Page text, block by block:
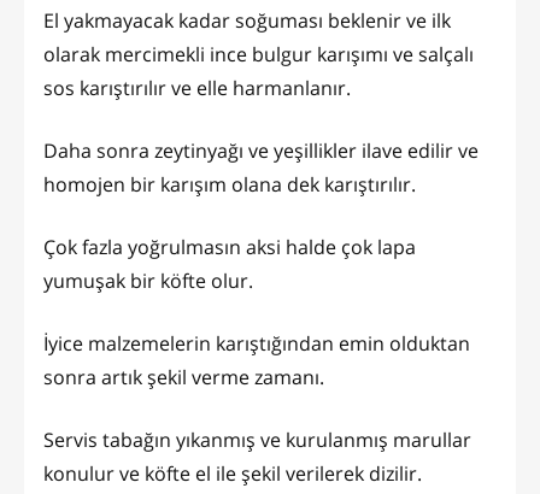
El yakmayacak kadar soğuması beklenir ve ilk
olarak mercimekli ince bulgur karışımı ve salçalı
sos karıştırılır ve elle harmanlanır.
Daha sonra zeytinyağı ve yeşillikler ilave edilir ve
homojen bir karışım olana dek karıştırılır.
Çok fazla yoğrulmasın aksi halde çok lapa
yumuşak bir köfte olur.
İyice malzemelerin karıştığından emin olduktan
sonra artık şekil verme zamanı.
Servis tabağın yıkanmış ve kurulanmış marullar
konulur ve köfte el ile şekil verilerek dizilir.